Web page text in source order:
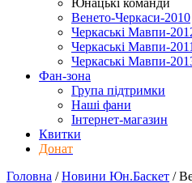
Юнацькі команди
Венето-Черкаси-2010
Черкаські Мавпи-
Черкаські Мавпи-2011
Черкаські Мавпи-
Фан-зона
Група підтримки
Наші фани
Інтернет-магазин
Квитки
Донат
Головна /Новини Юн.Баскет /